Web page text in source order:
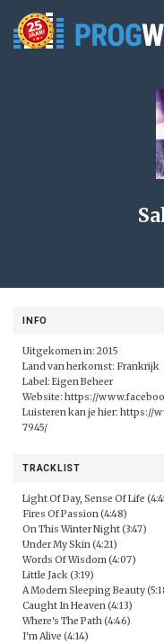
INFO
Uitgekomen in: 2015
Land van herkomst: Frankrijk
Label: Eigen Beheer
Website: https://
Luisteren kan je hier: https://
7945/
TRACKLIST
Light Of Day, Sense Of Life
Fires Of Passion (4:48)
On This Winter Night (3:47)
Under My Skin (4:21)
Words Of Wisdom (4:07)
Little Jack (3:19)
A Modern Sleeping Beauty
Caught In Heaven (4:13)
Where's The Path (4:46)
I'm Alive (4:14)